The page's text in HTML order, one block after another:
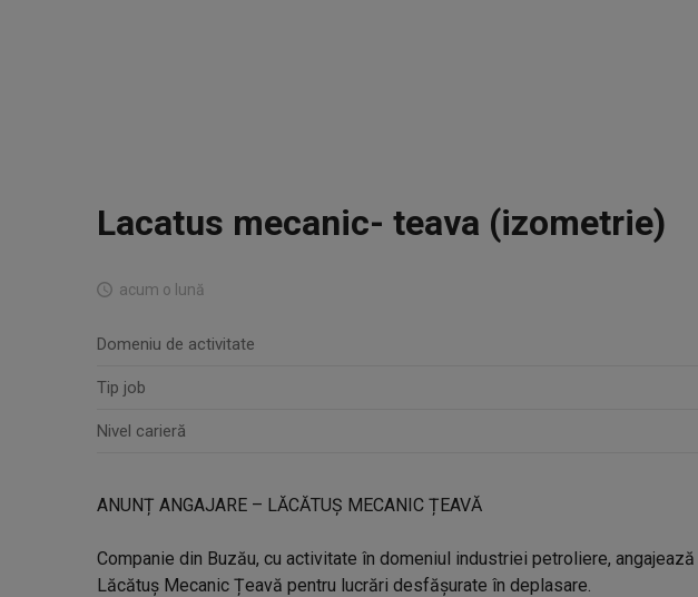
Lacatus mecanic- teava (izometrie)
acum o lună
Domeniu de activitate
Tip job
Nivel carieră
ANUNȚ ANGAJARE – LĂCĂTUȘ MECANIC ȚEAVĂ
Companie din Buzău, cu activitate în domeniul industriei petroliere, angajează
Lăcătuș Mecanic Țeavă pentru lucrări desfășurate în deplasare.